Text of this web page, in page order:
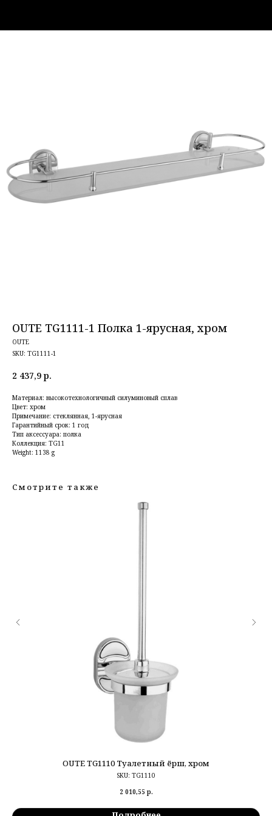
OUTE TG1111-1 Полка 1-ярусная, хром
OUTE
SKU: TG1111-1
2 437,9 р.
Материал: высокотехнологичный силуминовый сплав
Цвет: хром
Примечание: стеклянная, 1-ярусная
Гарантийный срок: 1 год
Тип аксессуара: полка
Коллекция: TG11
Weight: 1138 g
Смотрите также
OUTE TG1110 Туалетный ёрш, хром
SKU: TG1110
2 010,55 р.